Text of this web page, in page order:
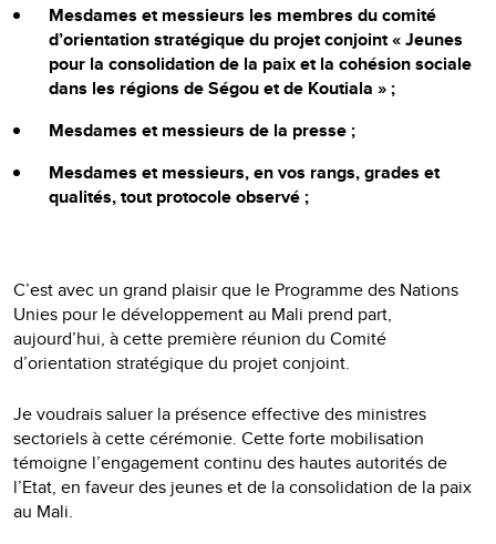
Mesdames et messieurs les membres du comité
d’orientation stratégique du projet conjoint « Jeunes
pour la consolidation de la paix et la cohésion sociale
dans les régions de Ségou et de Koutiala » ;
Mesdames et messieurs de la presse ;
Mesdames et messieurs, en vos rangs, grades et
qualités, tout protocole observé ;
C’est avec un grand plaisir que le Programme des Nations
Unies pour le développement au Mali prend part,
aujourd’hui, à cette première réunion du Comité
d’orientation stratégique du projet conjoint.
Je voudrais saluer la présence effective des ministres
sectoriels à cette cérémonie. Cette forte mobilisation
témoigne l’engagement continu des hautes autorités de
l’Etat, en faveur des jeunes et de la consolidation de la paix
au Mali.